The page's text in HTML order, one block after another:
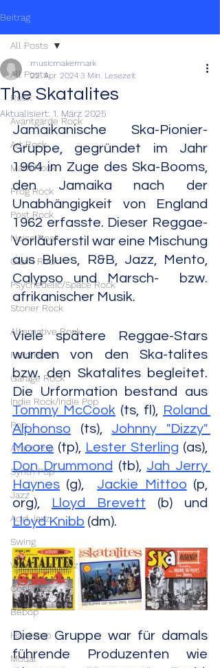
Beitrag
All Posts
Rock
Avantgarde Rock
Art Rock
Math Rock
Prog Rock
Post Rock
Noise Rock
Glam Rock
Psychedelic/Space Rock
Stoner Rock
Alternative Rock
Hard Rock
Garage Rock
Indie Rock/Indie Pop
Pop
Avant Pop
Synth Pop
Jazz
Acid Jazz
Swing
Westcoast Jazz
Cool Jazz
Bebop
Hard Bop
Modal
All Posts
The Skatalites
musicmakermark
22. Apr. 20243 Min. Lesezeit
Aktualisiert: 1. März 2025
Jamaikanische Ska-Pionier-
Gruppe, gegründet im Jahr
1964 im Zuge des Ska-Booms,
den Jamaika nach der
Unabhängigkeit von England
1962 erfasste. Dieser Reggae-
Vorläuferstil war eine Mischung
aus Blues, R&B, Jazz, Mento,
Calypso und Marsch-  bzw.
afrikanischer Musik.
Viele spätere Reggae-Stars
wurden von den Ska-talites
bzw. den Skatalites begleitet.
Tommy McCook (ts, fl), Roland
Alphonso (ts), Johnny "Dizzy"
Moore (tp), Lester Sterling
Don Drummond (tb), Jah Jerry
Haynes (g), Jackie Mittoo (p,
org),
Lloyd Brevett
Lloyd Knibb (dm).
Diese Gruppe war für damals
führende Produzenten wie